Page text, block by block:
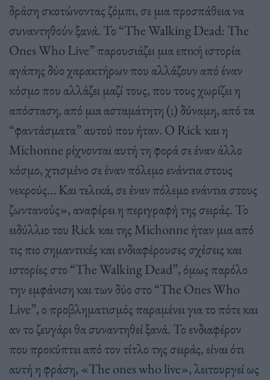
δράση σκοτώνοντας ζόμπι, σε μια προσπάθεια να
συναντηθούν ξανά. Το “The Walking Dead: The
Ones Who Live” παρουσιάζει μια επική ιστορία
αγάπης δύο χαρακτήρων που αλλάζουν από έναν
κόσμο που αλλάζει μαζί τους, που τους χωρίζει η
απόσταση, από μια ασταμάτητη (;) δύναμη, από τα
“φαντάσματα” αυτού που ήταν. Ο Rick και η
Michonne ρίχνονται αυτή τη φορά σε έναν άλλο
κόσμο, χτισμένο σε έναν πόλεμο ενάντια στους
νεκρούς… Και τελικά, σε έναν πόλεμο ενάντια στους
ζωντανούς», αναφέρει η περιγραφή της σειράς. Το
ειδύλλιο του Rick και της Michonne ήταν μια από
τις πιο σημαντικές και ενδιαφέρουσες σχέσεις και
ιστορίες στο “The Walking Dead”, όμως παρόλο
την εμφάνιση και των δύο στο “The Ones Who
Live”, ο προβληματισμός παραμένει για το πότε και
αν το ζευγάρι θα συναντηθεί ξανά. Το ενδιαφέρον
που προκύπτει από τον τίτλο της σειράς, είναι ότι
αυτή η φράση, «The ones who live», λειτουργεί ως